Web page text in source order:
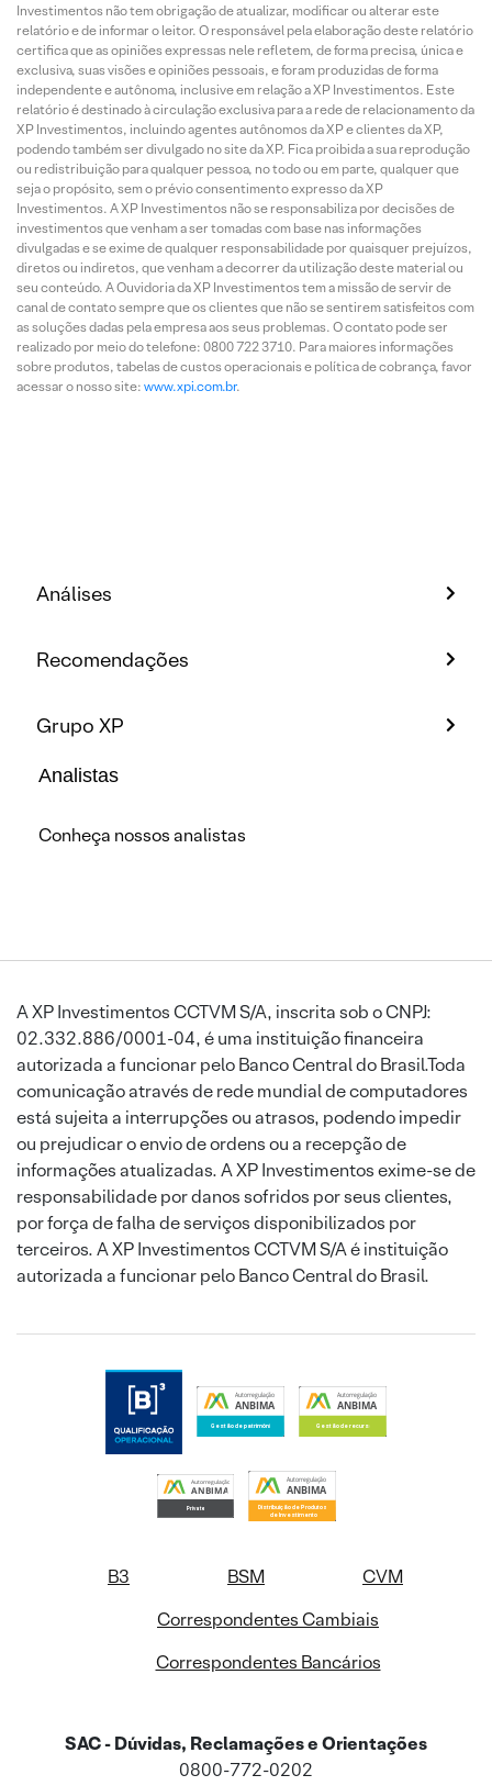
Investimentos não tem obrigação de atualizar, modificar ou alterar este
relatório e de informar o leitor. O responsável pela elaboração deste relatório
certifica que as opiniões expressas nele refletem, de forma precisa, única e
exclusiva, suas visões e opiniões pessoais, e foram produzidas de forma
independente e autônoma, inclusive em relação a XP Investimentos. Este
relatório é destinado à circulação exclusiva para a rede de relacionamento da
XP Investimentos, incluindo agentes autônomos da XP e clientes da XP,
podendo também ser divulgado no site da XP. Fica proibida a sua reprodução
ou redistribuição para qualquer pessoa, no todo ou em parte, qualquer que
seja o propósito, sem o prévio consentimento expresso da XP
Investimentos. A XP Investimentos não se responsabiliza por decisões de
investimentos que venham a ser tomadas com base nas informações
divulgadas e se exime de qualquer responsabilidade por quaisquer prejuízos,
diretos ou indiretos, que venham a decorrer da utilização deste material ou
seu conteúdo. A Ouvidoria da XP Investimentos tem a missão de servir de
canal de contato sempre que os clientes que não se sentirem satisfeitos com
as soluções dadas pela empresa aos seus problemas. O contato pode ser
realizado por meio do telefone: 0800 722 3710. Para maiores informações
sobre produtos, tabelas de custos operacionais e política de cobrança, favor
acessar o nosso site: www.xpi.com.br.
Análises
Recomendações
Grupo XP
Analistas
Conheça nossos analistas
A XP Investimentos CCTVM S/A, inscrita sob o CNPJ:
02.332.886/0001-04, é uma instituição financeira
autorizada a funcionar pelo Banco Central do Brasil.Toda
comunicação através de rede mundial de computadores
está sujeita a interrupções ou atrasos, podendo impedir
ou prejudicar o envio de ordens ou a recepção de
informações atualizadas. A XP Investimentos exime-se de
responsabilidade por danos sofridos por seus clientes,
por força de falha de serviços disponibilizados por
terceiros. A XP Investimentos CCTVM S/A é instituição
autorizada a funcionar pelo Banco Central do Brasil.
B3 BSM
CVM
Correspondentes Cambiais
Correspondentes Bancários
SAC - Dúvidas, Reclamações e Orientações
0800-772-0202